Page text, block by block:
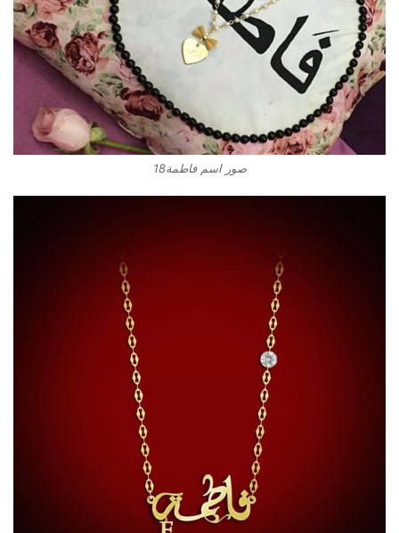
صور اسم فاطمة18